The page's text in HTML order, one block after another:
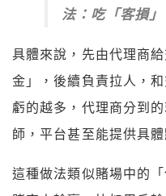
法：吃「客損」
具體來說，先由代理商
金」，後續負責拉人，
虧的越多，代理商分到
師，平台甚至能提供具體
這種做法類似賭場中的